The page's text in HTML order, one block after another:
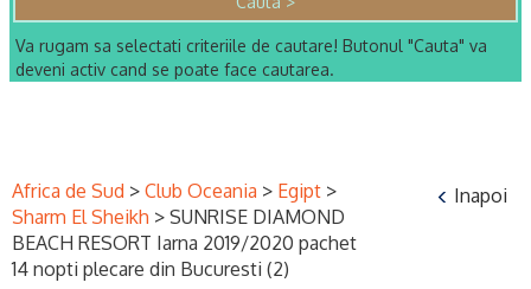
Va rugam sa selectati criteriile de cautare! Butonul "Cauta" va
deveni activ cand se poate face cautarea.
Africa de Sud > Club Oceania > Egipt >
Sharm El Sheikh > SUNRISE DIAMOND
BEACH RESORT Iarna 2019/2020 pachet
14 nopti plecare din Bucuresti (2)
Inapoi